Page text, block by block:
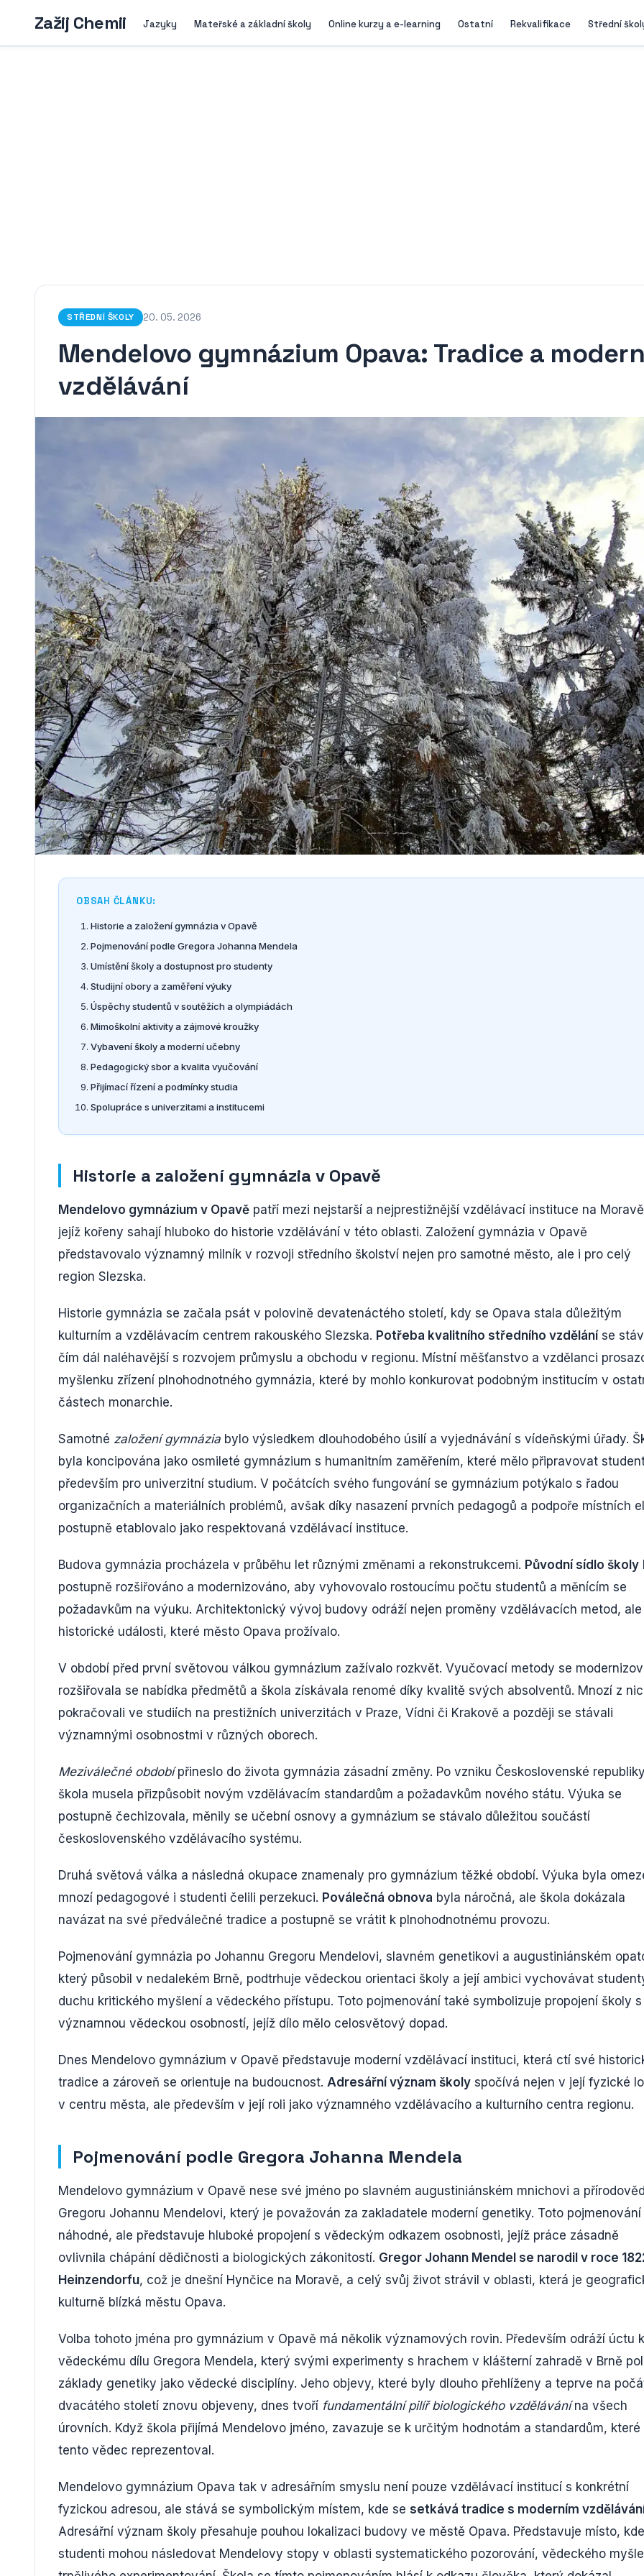
Zažij Chemii Jazyky Mateřské a základní školy Online kurzy a e-learning Ostatní Rekvalifikace Střední
STŘEDNÍ ŠKOLY 20. 05. 2026
Mendelovo gymnázium Opava: Tradice a
vzdělávání
OBSAH ČLÁNKU:
Historie a založení gymnázia v Opavě
Pojmenování podle Gregora Johanna Mendela
Umístění školy a dostupnost pro studenty
Studijní obory a zaměření výuky
Úspěchy studentů v soutěžích a olympiádách
Mimoškolní aktivity a zájmové kroužky
Vybavení školy a moderní učebny
Pedagogický sbor a kvalita vyučování
Přijímací řízení a podmínky studia
Spolupráce s univerzitami a institucemi
Historie a založení gymnázia v Opavě
Mendelovo gymnázium v Opavě patří mezi nejstarší a nejprestižnější vzdělávací instituce na
jejíž kořeny sahají hluboko do historie vzdělávání v této oblasti. Založení gymnázia v Opavě
představovalo významný milník v rozvoji středního školství nejen pro samotné město, ale i pro celý
region Slezska.
Historie gymnázia se začala psát v polovině devatenáctého století, kdy se Opava stala důležitým
kulturním a vzdělávacím centrem rakouského Slezska. Potřeba kvalitního středního vzděláníse
čím dál naléhavější s rozvojem průmyslu a obchodu v regionu. Místní měšťanstvo a vzdělanci
myšlenku zřízení plnohodnotného gymnázia, které by mohlo konkurovat podobným institucím v
částech monarchie.
Samotné založení gymnázia bylo výsledkem dlouhodobého úsilí a vyjednávání s vídeňskými úřady.
byla koncipována jako osmileté gymnázium s humanitním zaměřením, které mělo připravovat
především pro univerzitní studium. V počátcích svého fungování se gymnázium potýkalo s řadou
organizačních a materiálních problémů, avšak díky nasazení prvních pedagogů a podpoře místních
postupně etablovalo jako respektovaná vzdělávací instituce.
Budova gymnázia procházela v průběhu let různými změnami a rekonstrukcemi. Původní sídlo školy
postupně rozšiřováno a modernizováno, aby vyhovovalo rostoucímu počtu studentů a měnícím se
požadavkům na výuku. Architektonický vývoj budovy odráží nejen proměny vzdělávacích metod,
historické události, které město Opava prožívalo.
V období před první světovou válkou gymnázium zažívalo rozkvět. Vyučovací metody se
rozšiřovala se nabídka předmětů a škola získávala renomé díky kvalitě svých absolventů. Mnozí z
pokračovali ve studiích na prestižních univerzitách v Praze, Vídni či Krakově a později se stávali
významnými osobnostmi v různých oborech.
Meziválečné obdobípřineslo do života gymnázia zásadní změny. Po vzniku Československé
škola musela přizpůsobit novým vzdělávacím standardům a požadavkům nového státu. Výuka se
postupně čechizovala, měnily se učební osnovy a gymnázium se stávalo důležitou součástí
československého vzdělávacího systému.
Druhá světová válka a následná okupace znamenaly pro gymnázium těžké období. Výuka byla
mnozí pedagogové i studenti čelili perzekuci. Poválečná obnova byla náročná, ale škola dokázala
navázat na své předválečné tradice a postupně se vrátit k plnohodnotnému provozu.
Pojmenování gymnázia po Johannu Gregoru Mendelovi, slavném genetikovi a augustiniánském
který působil v nedalekém Brně, podtrhuje vědeckou orientaci školy a její ambici vychovávat
duchu kritického myšlení a vědeckého přístupu. Toto pojmenování také symbolizuje propojení školy s
významnou vědeckou osobností, jejíž dílo mělo celosvětový dopad.
Dnes Mendelovo gymnázium v Opavě představuje moderní vzdělávací instituci, která ctí své
tradice a zároveň se orientuje na budoucnost. Adresářní význam školy spočívá nejen v její fyzické
v centru města, ale především v její roli jako významného vzdělávacího a kulturního centra regionu.
Pojmenování podle Gregora Johanna Mendela
Mendelovo gymnázium v Opavě nese své jméno po slavném augustiniánském mnichovi a
Gregoru Johannu Mendelovi, který je považován za zakladatele moderní genetiky. Toto pojmenování
náhodné, ale představuje hluboké propojení s vědeckým odkazem osobnosti, jejíž práce zásadně
ovlivnila chápání dědičnosti a biologických zákonitostí. Gregor Johann Mendel se narodil v roce
Heinzendorfu, což je dnešní Hynčice na Moravě, a celý svůj život strávil v oblasti, která je
kulturně blízká městu Opava.
Volba tohoto jména pro gymnázium v Opavě má několik významových rovin. Především odráží úctu k
vědeckému dílu Gregora Mendela, který svými experimenty s hrachem v klášterní zahradě v Brně
základy genetiky jako vědecké disciplíny. Jeho objevy, které byly dlouho přehlíženy a teprve na
dvacátého století znovu objeveny, dnes tvoří fundamentální pilíř biologického vzdělávánína všech
úrovních. Když škola přijímá Mendelovo jméno, zavazuje se k určitým hodnotám a standardům, které
tento vědec reprezentoval.
Mendelovo gymnázium Opava tak v adresářním smyslu není pouze vzdělávací institucí s konkrétní
fyzickou adresou, ale stává se symbolickým místem, kde se setkává tradice s moderním
Adresářní význam školy přesahuje pouhou lokalizaci budovy ve městě Opava. Představuje místo, kde
studenti mohou následovat Mendelovy stopy v oblasti systematického pozorování, vědeckého